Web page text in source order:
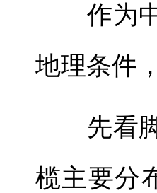
作为中
地理条件
先看脚
榄主要分